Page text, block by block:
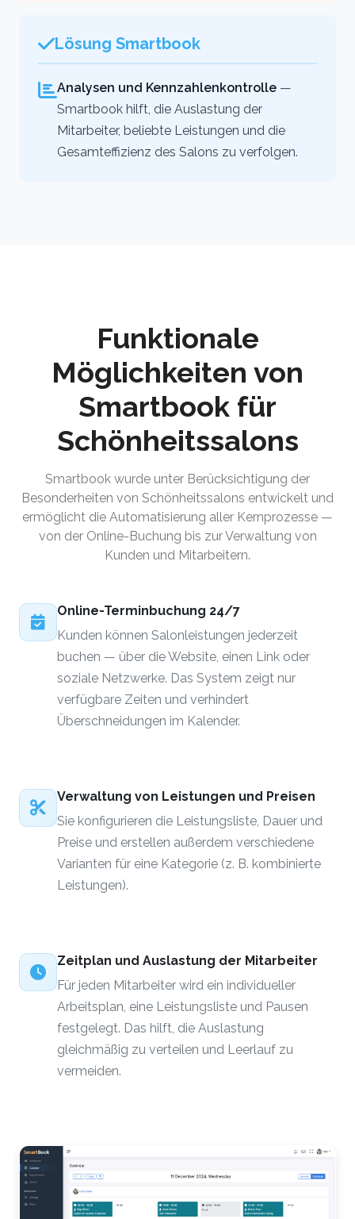
Lösung Smartbook
Analysen und Kennzahlenkontrolle —
Smartbook hilft, die Auslastung der
Mitarbeiter, beliebte Leistungen und die
Gesamteffizienz des Salons zu verfolgen.
Funktionale
Möglichkeiten von
Smartbook für
Schönheitssalons
Smartbook wurde unter Berücksichtigung der
Besonderheiten von Schönheitssalons entwickelt und
ermöglicht die Automatisierung aller Kernprozesse —
von der Online-Buchung bis zur Verwaltung von
Kunden und Mitarbeitern.
Online-Terminbuchung 24/7
Kunden können Salonleistungen jederzeit
buchen — über die Website, einen Link oder
soziale Netzwerke. Das System zeigt nur
verfügbare Zeiten und verhindert
Überschneidungen im Kalender.
Verwaltung von Leistungen und Preisen
Sie konfigurieren die Leistungsliste, Dauer und
Preise und erstellen außerdem verschiedene
Varianten für eine Kategorie (z. B. kombinierte
Leistungen).
Zeitplan und Auslastung der Mitarbeiter
Für jeden Mitarbeiter wird ein individueller
Arbeitsplan, eine Leistungsliste und Pausen
festgelegt. Das hilft, die Auslastung
gleichmäßig zu verteilen und Leerlauf zu
vermeiden.